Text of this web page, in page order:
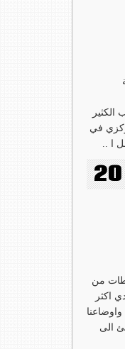
الكثير
في
ا ..
من
اكثر
الى